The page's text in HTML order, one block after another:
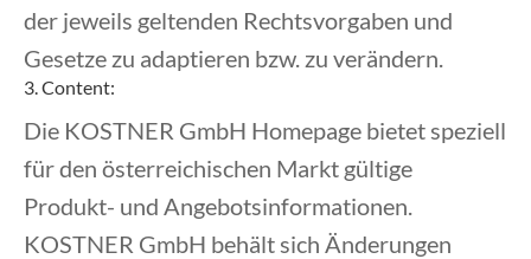
der jeweils geltenden Rechtsvorgaben und
Gesetze zu adaptieren bzw. zu verändern.
3. Content:
Die KOSTNER GmbH Homepage bietet speziell
für den österreichischen Markt gültige
Produkt- und Angebotsinformationen.
KOSTNER GmbH behält sich Änderungen